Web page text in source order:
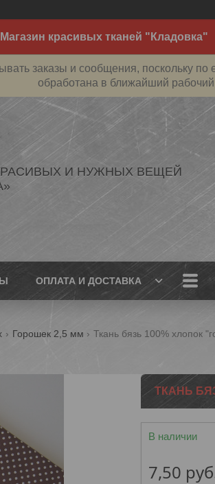
Магазин красивых тканей "Кладовка"
заказы и сообщения, поскольку
обработана в ближайший
И НУЖНЫХ ВЕЩЕЙ
ОПЛАТА И ДОСТАВКА
Горошек 2,5 мм Ткань бязь 100% хлопок
ТКАНЬ
В наличии
7,50